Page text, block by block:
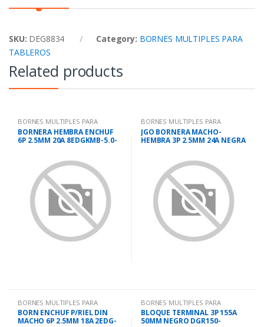
SKU: DEG8834 Category: BORNES MULTIPLES PARA
TABLEROS
Related products
BORNES MULTIPLES PARA
TABLEROS
BORNERA HEMBRA ENCHUF
6P 2.5MM 20A 8EDGKMB-5.0-
BORNES MULTIPLES PARA
TABLEROS
JGO BORNERA MACHO-
HEMBRA 3P 2.5MM 24A NEGRA
BORNES MULTIPLES PARA
TABLEROS
BORN ENCHUF P/RIEL DIN
MACHO 6P 2.5MM 18A 2EDG-
BORNES MULTIPLES PARA
TABLEROS
BLOQUE TERMINAL 3P 155A
50MM NEGRO DGR150-